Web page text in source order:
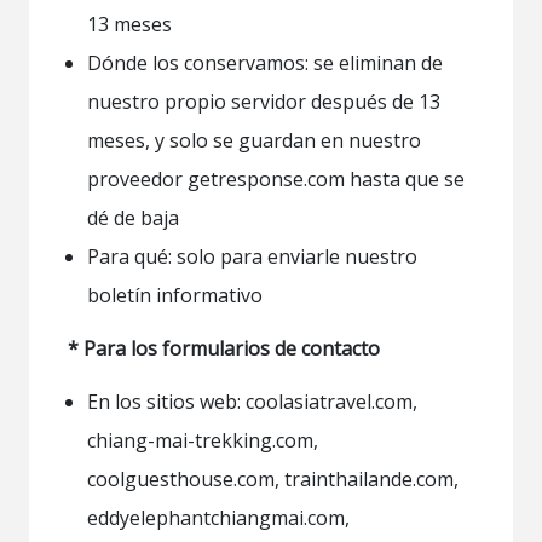
13 meses
Dónde los conservamos: se eliminan de
nuestro propio servidor después de 13
meses, y solo se guardan en nuestro
proveedor getresponse.com hasta que se
dé de baja
Para qué: solo para enviarle nuestro
boletín informativo
* Para los formularios de contacto
En los sitios web: coolasiatravel.com,
chiang-mai-trekking.com,
coolguesthouse.com, trainthailande.com,
eddyelephantchiangmai.com,